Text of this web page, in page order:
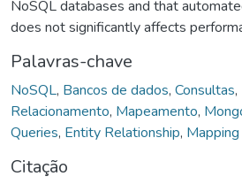
NoSQL databases and that
does not significantly affects
Palavras-chave
NoSQL, Bancos de dados, Consultas,
Relacionamento, Mapeamento,
Queries, Entity Relationship, Mapping
Citação